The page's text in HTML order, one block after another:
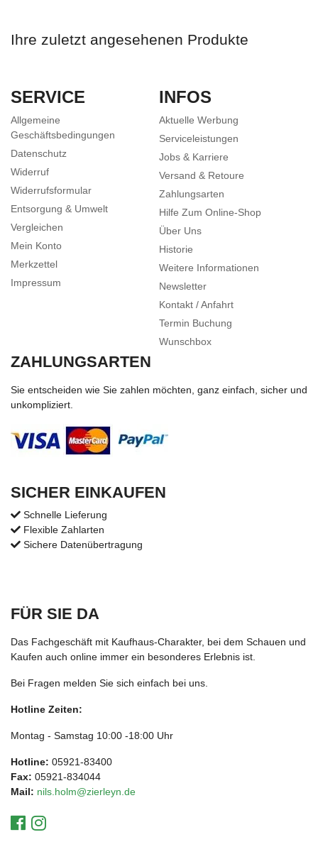
Ihre zuletzt angesehenen Produkte
SERVICE
Allgemeine
Geschäftsbedingungen
Datenschutz
Widerruf
Widerrufsformular
Entsorgung & Umwelt
Vergleichen
Mein Konto
Merkzettel
Impressum
INFOS
Aktuelle Werbung
Serviceleistungen
Jobs & Karriere
Versand & Retoure
Zahlungsarten
Hilfe Zum Online-Shop
Über Uns
Historie
Weitere Informationen
Newsletter
Kontakt / Anfahrt
Termin Buchung
Wunschbox
ZAHLUNGSARTEN
Sie entscheiden wie Sie zahlen möchten, ganz einfach, sicher und
unkompliziert.
SICHER EINKAUFEN
Schnelle Lieferung
Flexible Zahlarten
Sichere Datenübertragung
FÜR SIE DA
Das Fachgeschäft mit Kaufhaus-Charakter, bei dem Schauen und
Kaufen auch online immer ein besonderes Erlebnis ist.
Bei Fragen melden Sie sich einfach bei uns.
Hotline Zeiten:
Montag - Samstag 10:00 -18:00 Uhr
Hotline: 05921-83400
Fax: 05921-834044
Mail: nils.holm@zierleyn.de